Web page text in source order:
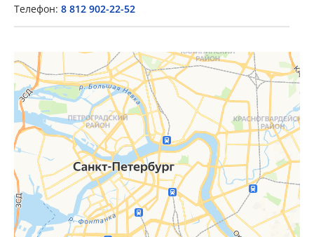
Телефон: 8 812 902-22-52Popup Content